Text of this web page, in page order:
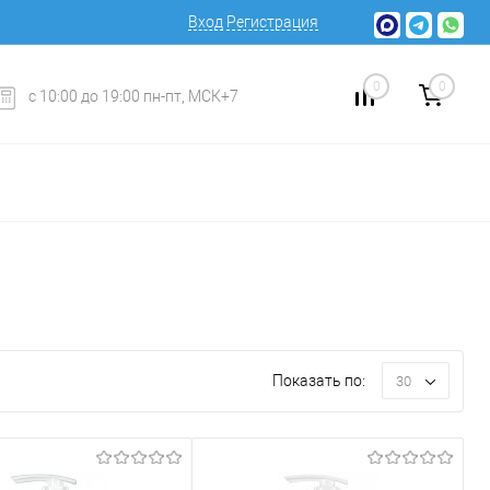
Вход Регистрация
с 10:00 до 19:00 пн-пт, МСК+7
0 0
Показать по: 30